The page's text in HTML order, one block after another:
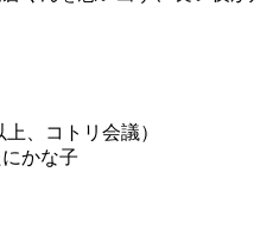
、コトリ会議）
かな子